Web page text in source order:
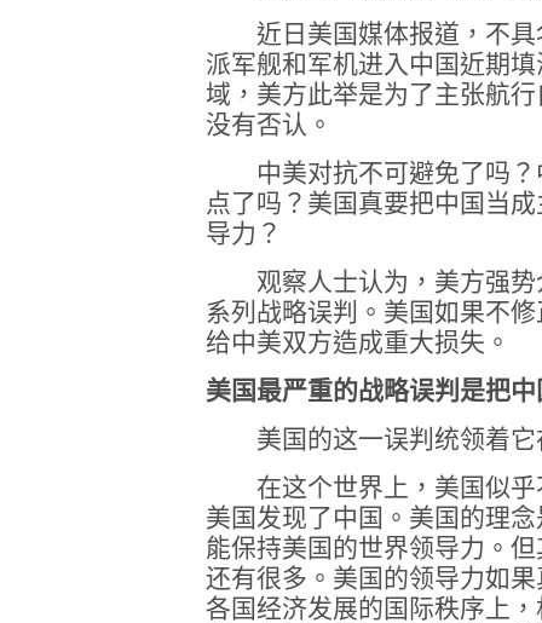
近日美国媒体报道，不具
派军舰和军机进入中国近期
域，美方此举是为了主张航
没有否认。
中美对抗不可避免了吗？
点了吗？美国真要把中国当
导力？
观察人士认为，美方强势
系列战略误判。美国如果不
给中美双方造成重大损失。
美国最严重的战略误判是把
美国的这一误判统领着它
在这个世界上，美国似乎
美国发现了中国。美国的理
能保持美国的世界领导力。
还有很多。美国的领导力如
各国经济发展的国际秩序上